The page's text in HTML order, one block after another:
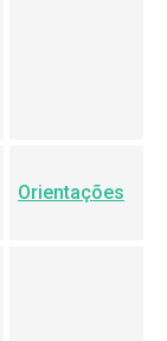
Orientações